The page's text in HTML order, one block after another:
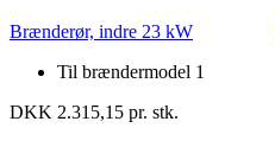
Brænderør, indre 23 kW
Til brændermodel 1
DKK 2.315,15 pr. stk.